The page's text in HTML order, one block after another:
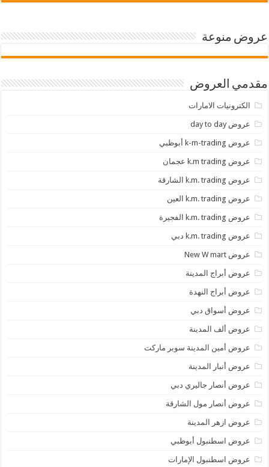
عروض منوعة
مقدمي العروض
الكترونيات الامارات
عروض day to day
عروض k-m-trading أبوظبي
عروض k.m trading عجمان
عروض k.m. trading الشارقة
عروض k.m. trading العين
عروض k.m. trading الفجيرة
عروض k.m. trading دبي
عروض New W mart
عروض أبراج المدينة
عروض أبراج النهدة
عروض أسواق دبي
عروض ألف المدينة
عروض أمين المدينة سوبر ماركت
عروض أنبار المدينة
عروض أنصار جاليري دبي
عروض أنصار مول الشارقة
عروض ازهر المدينة
عروض اسطنبول أبوظبي
عروض اسطنبول الإمارات